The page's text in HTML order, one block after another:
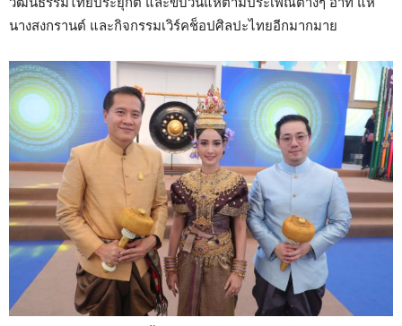
นางสงกรานต์ และกิจกรรมเวิร์คช็อปศิลปะไทยอีกมากมาย